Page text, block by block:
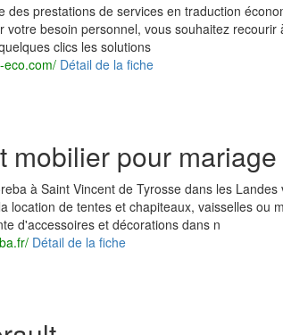
des prestations de services en traduction
votre besoin personnel, vous souhaitez
clics les solutions
eco.com/ Détail de la fiche
mobilier pour mariage
à Saint Vincent de Tyrosse dans les
location de tentes et chapiteaux, vaisselles ou
d'accessoires et décorations dans n
Détail de la fiche